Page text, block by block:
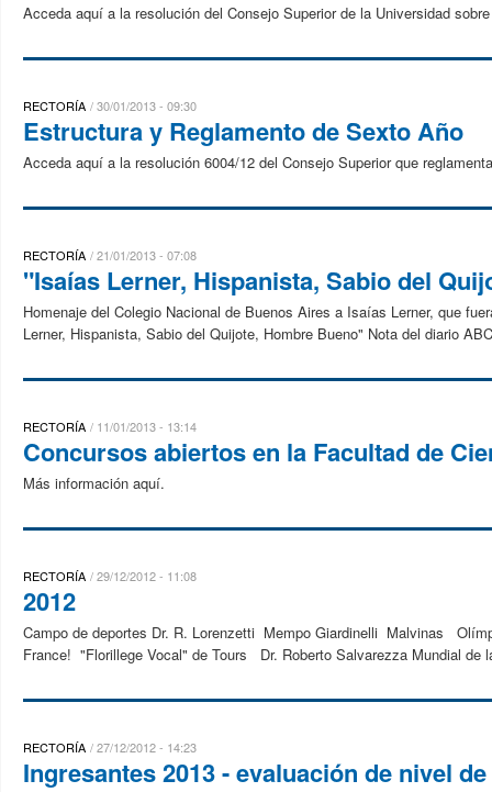
Acceda aquí a la resolución del Consejo Superior de la Universidad
RECTORÍA 30/01/2013 - 09:30
Estructura y Reglamento de Sexto Año
Acceda aquí a la resolución 6004/12 del Consejo Superior que
RECTORÍA 21/01/2013 - 07:08
"Isaías Lerner, Hispanista, Sabio del
Homenaje del Colegio Nacional de Buenos Aires a Isaías Lerner, que
Lerner, Hispanista, Sabio del Quijote, Hombre Bueno" Nota del diario
RECTORÍA 11/01/2013 - 13:14
Concursos abiertos en la Facultad de
Más información aquí.
RECTORÍA 29/12/2012 - 11:08
2012
Campo de deportes Dr. R. Lorenzetti Mempo Giardinelli Malvinas
France! "Florillege Vocal" de Tours Dr. Roberto Salvarezza Mundial de
RECTORÍA 27/12/2012 - 14:23
Ingresantes 2013 - evaluación de nivel